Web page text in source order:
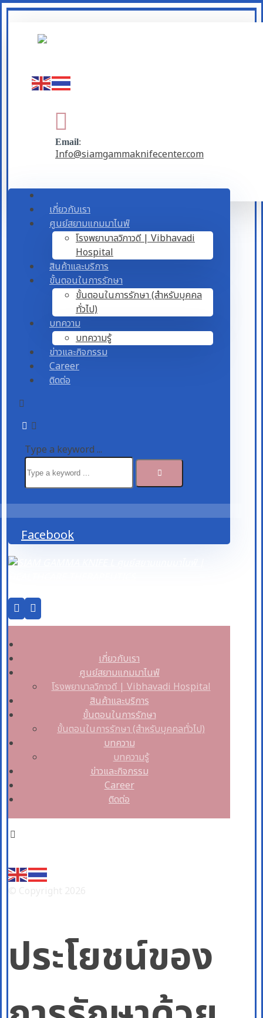
Email:
Info@siamgammaknifecenter.com
เกี่ยวกับเรา
ศูนย์สยามแกมมาไนฟ์
โรงพยาบาลวิภาวดี | Vibhavadi
Hospital
สินค้าและบริการ
ขั้นตอนในการรักษา
ขั้นตอนในการรักษา (สำหรับบุคคล
ทั่วไป)
บทความ
บทความรู้
ข่าวและกิจกรรม
Career
ติดต่อ
Type a keyword ...
Facebook
เกี่ยวกับเรา
ศูนย์สยามแกมมาไนฟ์
โรงพยาบาลวิภาวดี | Vibhavadi Hospital
สินค้าและบริการ
ขั้นตอนในการรักษา
ขั้นตอนในการรักษา (สำหรับบุคคลทั่วไป)
บทความ
บทความรู้
ข่าวและกิจกรรม
Career
ติดต่อ
ประโยชน์ของ